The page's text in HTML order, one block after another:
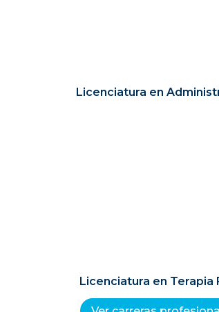
Licenciatura en
Licenciatura en Terapia